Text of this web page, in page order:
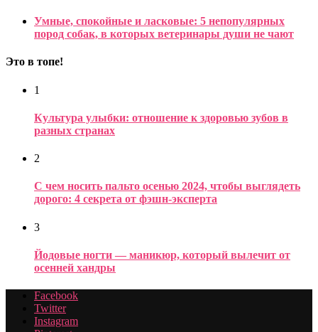
Умные, спокойные и ласковые: 5 непопулярных
пород собак, в которых ветеринары души не чают
Это в топе!
1
Культура улыбки: отношение к здоровью зубов в
разных странах
2
С чем носить пальто осенью 2024, чтобы выглядеть
дорого: 4 секрета от фэшн-эксперта
3
Йодовые ногти — маникюр, который вылечит от
осенней хандры
Facebook
Twitter
Instagram